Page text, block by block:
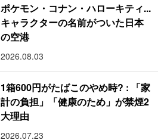
ポケモン・コナン・ハローキティ...
キャラクターの名前がついた日本
の空港
2026.08.03
1箱600円がたばこのやめ時? : 「家
計の負担」「健康のため」が禁煙2
大理由
2026.07.23